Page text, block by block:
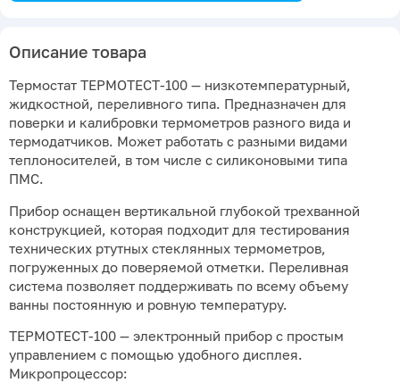
Описание товара
Термостат ТЕРМОТЕСТ-100 — низкотемпературный,
жидкостной, переливного типа. Предназначен для
поверки и калибровки термометров разного вида и
термодатчиков. Может работать с разными видами
теплоносителей, в том числе с силиконовыми типа
ПМС.
Прибор оснащен вертикальной глубокой трехванной
конструкцией, которая подходит для тестирования
технических ртутных стеклянных термометров,
погруженных до поверяемой отметки. Переливная
система позволяет поддерживать по всему объему
ванны постоянную и ровную температуру.
ТЕРМОТЕСТ-100 — электронный прибор с простым
управлением с помощью удобного дисплея.
Микропроцессор: